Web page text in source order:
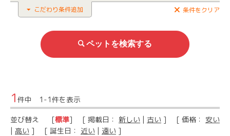
こだわり条件追加 条件をクリア
1 件中 1-1件を表示
並び替え [標準] [ 掲載日： 新しい | 古い ] [ 価格： 安い
| 高い ] [ 誕生日： 近い | 遠い ]